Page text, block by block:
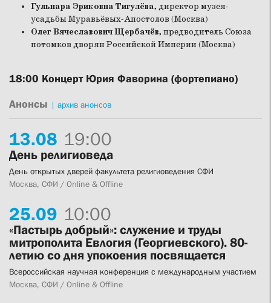
Гульнара Эриковна Тигулёва, директор музея-
усадьбы Муравьёвых-Апостолов (Москва)
Олег Вячеславович Щербачёв, предводитель Союза
потомков дворян Российской Империи (Москва)
18:00 Концерт Юрия Фаворина (фортепиано)
Анонсы | архив анонсов
13.08 19:00
День религиоведа
День открытых дверей факультета религиоведения СФИ
Москва, СФИ / Online & Offline
25.09 10:00
«Пастырь добрый»: служение и труды
митрополита Евлогия (Георгиевского). 80-
летию со дня упокоения посвящается
Всероссийская научная конференция с международным участием
Москва, СФИ / Online & Offline